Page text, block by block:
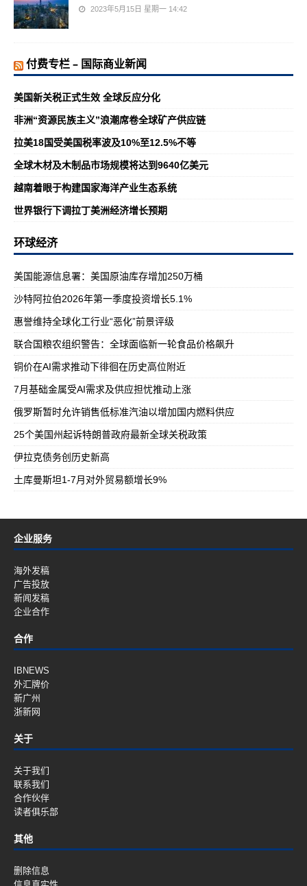
2023年5月15日 星期一 14:42
付费专栏 – 国际商业新闻
美国新关税正式生效 全球反应分化
非洲“资源民族主义”浪潮席卷全球矿产供应链
拉美18国受美国税率波及10%至12.5%不等
全球木材及木制品市场规模将达到9640亿美元
越南着眼于构建国家海洋产业生态系统
世界银行下调拉丁美洲经济增长预期
环球经济
美国能源信息署：美国原油库存增加250万桶
沙特阿拉伯2026年第一季度投资增长5.1%
惠誉维持全球化工行业“恶化”前景评级
联合国粮农组织警告：全球面临新一轮食品价格飙升
铜价在AI需求推动下徘徊在历史高位附近
7月基础金属受AI需求及供应担忧推动上涨
俄罗斯暂时允许销售低标准汽油以增加国内燃料供应
25个美国州起诉特朗普政府最新全球关税政策
伊拉克债务创历史新高
土库曼斯坦1-7月对外贸易额增长9%
企业服务
海外发稿
广告投放
新闻发稿
企业合作
合作
IBNEWS
外汇牌价
新广州
浙新网
关于
关于我们
联系我们
合作伙伴
读者俱乐部
其他
删除信息